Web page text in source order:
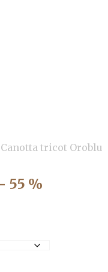
Canotta tricot Oroblu
55 %